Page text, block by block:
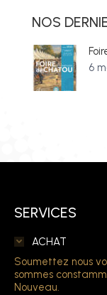
NOS
6
SERVICES
ACHAT
Soumettez nous
sommes
Nouveau.